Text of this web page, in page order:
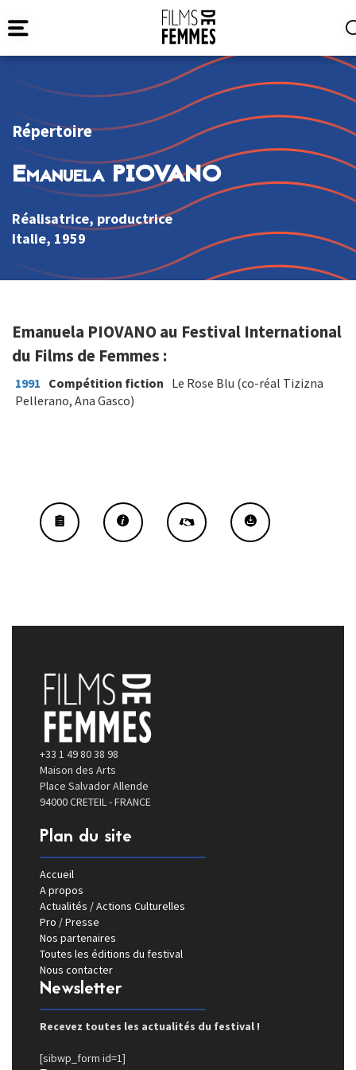
Répertoire
Emanuela PIOVANO
Réalisatrice, productrice
Italie, 1959
Emanuela PIOVANO au Festival International
du Films de Femmes :
1991 Compétition fiction Le Rose Blu (co-réal Tizizna
Pellerano, Ana Gasco)
+33 1 49 80 38 98
Maison des Arts
Place Salvador Allende
94000 CRETEIL - FRANCE
Plan du site
Accueil
A propos
Actualités / Actions Culturelles
Pro / Presse
Nos partenaires
Toutes les éditions du festival
Nous contacter
Newsletter
Recevez toutes les actualités du festival !
[sibwp_form id=1]